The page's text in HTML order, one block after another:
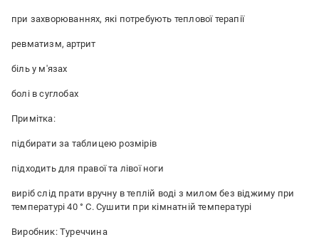
при захворюваннях, які потребують теплової терапії
ревматизм, артрит
біль у м'язах
болі в суглобах
Примітка:
підбирати за таблицею розмірів
підходить для правої та лівої ноги
виріб слід прати вручну в теплій воді з милом без віджиму при
температурі 40 ° C. Сушити при кімнатній температурі
Виробник: Туреччина